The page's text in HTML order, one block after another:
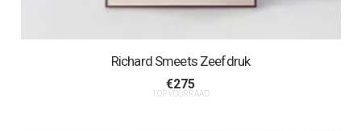
Richard Smeets Zeefdruk
€275
1 OP VOORRAAD